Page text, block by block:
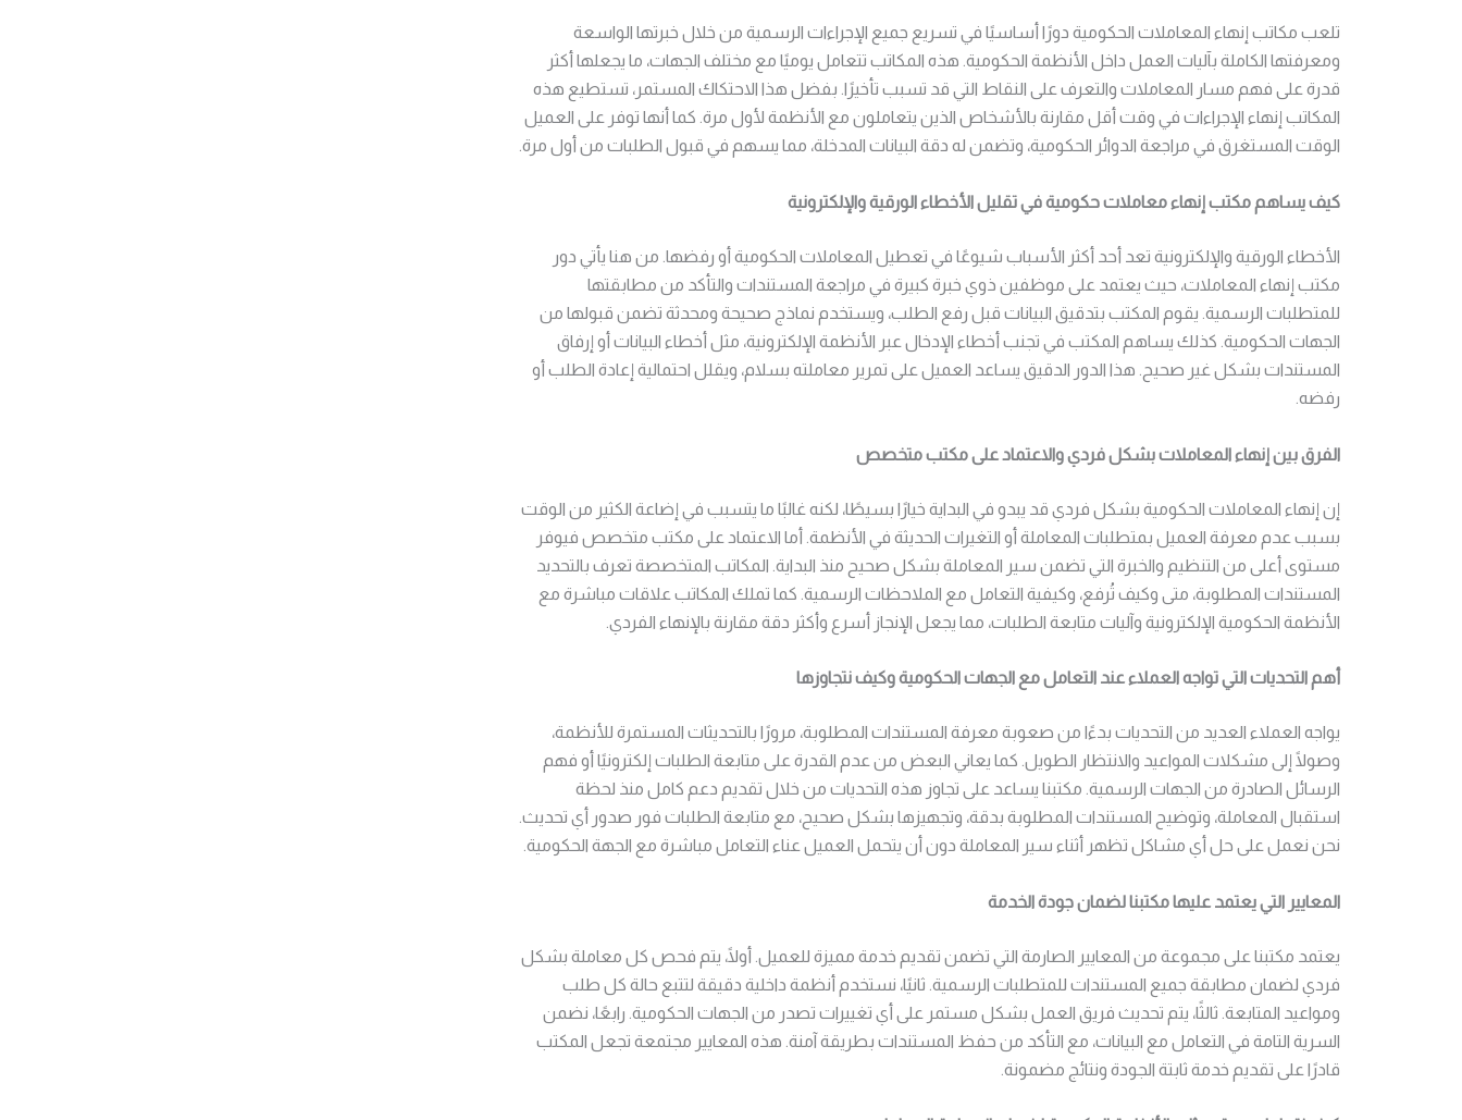
تلعب مكاتب إنهاء المعاملات الحكومية دورًا أساسيًا في تسريع جميع الإجراءات الرسمية من خلال خبرتها الواسعة
ومعرفتها الكاملة بآليات العمل داخل الأنظمة الحكومية. هذه المكاتب تتعامل يوميًا مع مختلف الجهات، ما يجعلها أكثر
قدرة على فهم مسار المعاملات والتعرف على النقاط التي قد تسبب تأخيرًا. بفضل هذا الاحتكاك المستمر، تستطيع هذه
المكاتب إنهاء الإجراءات في وقت أقل مقارنة بالأشخاص الذين يتعاملون مع الأنظمة لأول مرة. كما أنها توفر على العميل
الوقت المستغرق في مراجعة الدوائر الحكومية، وتضمن له دقة البيانات المدخلة، مما يسهم في قبول الطلبات من أول مرة.
كيف يساهم مكتب إنهاء معاملات حكومية في تقليل الأخطاء الورقية والإلكترونية
الأخطاء الورقية والإلكترونية تعد أحد أكثر الأسباب شيوعًا في تعطيل المعاملات الحكومية أو رفضها. من هنا يأتي دور
مكتب إنهاء المعاملات، حيث يعتمد على موظفين ذوي خبرة كبيرة في مراجعة المستندات والتأكد من مطابقتها
للمتطلبات الرسمية. يقوم المكتب بتدقيق البيانات قبل رفع الطلب، ويستخدم نماذج صحيحة ومحدثة تضمن قبولها من
الجهات الحكومية. كذلك يساهم المكتب في تجنب أخطاء الإدخال عبر الأنظمة الإلكترونية، مثل أخطاء البيانات أو إرفاق
المستندات بشكل غير صحيح. هذا الدور الدقيق يساعد العميل على تمرير معاملته بسلام، ويقلل احتمالية إعادة الطلب أو
رفضه.
الفرق بين إنهاء المعاملات بشكل فردي والاعتماد على مكتب متخصص
إن إنهاء المعاملات الحكومية بشكل فردي قد يبدو في البداية خيارًا بسيطًا، لكنه غالبًا ما يتسبب في إضاعة الكثير من الوقت
بسبب عدم معرفة العميل بمتطلبات المعاملة أو التغيرات الحديثة في الأنظمة. أما الاعتماد على مكتب متخصص فيوفر
مستوى أعلى من التنظيم والخبرة التي تضمن سير المعاملة بشكل صحيح منذ البداية. المكاتب المتخصصة تعرف بالتحديد
المستندات المطلوبة، متى وكيف تُرفع، وكيفية التعامل مع الملاحظات الرسمية. كما تملك المكاتب علاقات مباشرة مع
الأنظمة الحكومية الإلكترونية وآليات متابعة الطلبات، مما يجعل الإنجاز أسرع وأكثر دقة مقارنة بالإنهاء الفردي.
أهم التحديات التي تواجه العملاء عند التعامل مع الجهات الحكومية وكيف نتجاوزها
يواجه العملاء العديد من التحديات بدءًا من صعوبة معرفة المستندات المطلوبة، مرورًا بالتحديثات المستمرة للأنظمة،
وصولًا إلى مشكلات المواعيد والانتظار الطويل. كما يعاني البعض من عدم القدرة على متابعة الطلبات إلكترونيًا أو فهم
الرسائل الصادرة من الجهات الرسمية. مكتبنا يساعد على تجاوز هذه التحديات من خلال تقديم دعم كامل منذ لحظة
استقبال المعاملة، وتوضيح المستندات المطلوبة بدقة، وتجهيزها بشكل صحيح، مع متابعة الطلبات فور صدور أي تحديث.
نحن نعمل على حل أي مشاكل تظهر أثناء سير المعاملة دون أن يتحمل العميل عناء التعامل مباشرة مع الجهة الحكومية.
المعايير التي يعتمد عليها مكتبنا لضمان جودة الخدمة
يعتمد مكتبنا على مجموعة من المعايير الصارمة التي تضمن تقديم خدمة مميزة للعميل. أولًا، يتم فحص كل معاملة بشكل
فردي لضمان مطابقة جميع المستندات للمتطلبات الرسمية. ثانيًا، نستخدم أنظمة داخلية دقيقة لتتبع حالة كل طلب
ومواعيد المتابعة. ثالثًا، يتم تحديث فريق العمل بشكل مستمر على أي تغييرات تصدر من الجهات الحكومية. رابعًا، نضمن
السرية التامة في التعامل مع البيانات، مع التأكد من حفظ المستندات بطريقة آمنة. هذه المعايير مجتمعة تجعل المكتب
قادرًا على تقديم خدمة ثابتة الجودة ونتائج مضمونة.